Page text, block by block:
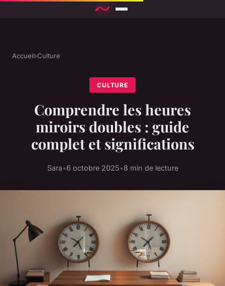
Accueil›Culture
CULTURE
Comprendre les heures
miroirs doubles : guide
complet et significations
Sara•6 octobre 2025•8 min de lecture